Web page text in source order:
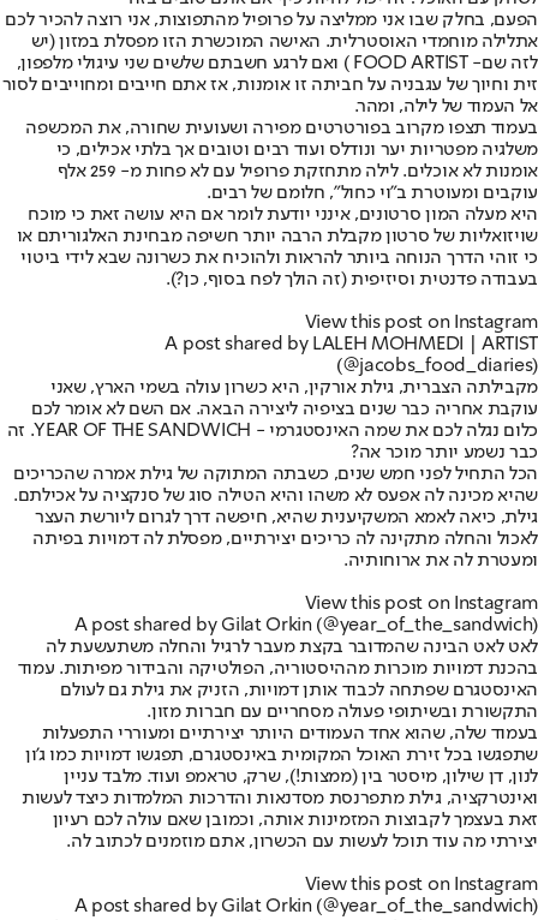
הפעם, בחלק שבו אני ממליצה על פרופיל מהתפוצות, אני רוצה להכיר לכם
אתלילה מוחמדי האוסטרלית. האישה המוכשרת הזו מפסלת במזון (יש
לזה שם- FOOD ARTIST ) ואם לרגע חשבתם שלשים שני עיגולי מלפפון,
זית וחיוך של עגבניה על חביתה זו אומנות, אז אתם חייבים ומחוייבים לסור
אל העמוד של לילה, ומהר.
בעמוד תצפו מקרוב בפורטרטים מפירה ושעועית שחורה, את המכשפה
משלגיה מפטריות יער ונודלס ועוד רבים וטובים אך בלתי אכילים, כי
אומנות לא אוכלים. לילה מתחזקת פרופיל עם לא פחות מ- 259 אלף
עוקבים ומעוטרת ב"וי כחול", חלומם של רבים.
היא מעלה המון סרטונים, אינני יודעת לומר אם היא עושה זאת כי מוכח
שויזואליות של סרטון מקבלת הרבה יותר חשיפה מבחינת האלגוריתם או
כי זוהי הדרך הנוחה ביותר להראות ולהוכיח את כשרונה שבא לידי ביטוי
בעבודה פדנטית וסיזיפית (זה הולך לפח בסוף, כן?).
View this post on Instagram
A post shared by LALEH MOHMEDI | ARTIST
(@jacobs_food_diaries)
מקבילתה הצברית, גילת אורקין, היא כשרון עולה בשמי הארץ, שאני
עוקבת אחריה כבר שנים בציפיה ליצירה הבאה. אם השם לא אומר לכם
כלום נגלה לכם את שמה האינסטגרמי - YEAR OF THE SANDWICH. זה
כבר נשמע יותר מוכר אה?
הכל התחיל לפני חמש שנים, כשבתה המתוקה של גילת אמרה שהכריכים
שהיא מכינה לה אפעס לא משהו והיא הטילה סוג של סנקציה על אכילתם.
גילת, כיאה לאמא המשקיענית שהיא, חיפשה דרך לגרום ליורשת העצר
לאכול והחלה מתקינה לה כריכים יצירתיים, מפסלת לה דמויות בפיתה
ומעטרת לה את ארוחותיה.
View this post on Instagram
A post shared by Gilat Orkin (@year_of_the_sandwich)
לאט לאט הבינה שהמדובר בקצת מעבר לרגיל והחלה משתעשעת לה
בהכנת דמויות מוכרות מההיסטוריה, הפולטיקה והבידור מפיתות. עמוד
האינסטגרם שפתחה לכבוד אותן דמויות, הזניק את גילת גם לעולם
התקשורת ובשיתופי פעולה מסחריים עם חברות מזון.
בעמוד שלה, שהוא אחד העמודים היותר יצירתיים ומעוררי התפעלות
שתפגשו בכל זירת האוכל המקומית באינסטגרם, תפגשו דמויות כמו ג'ון
לנון, דן שילון, מיסטר בין (ממצות!), שרק, טראמפ ועוד. מלבד עניין
ואינטרקציה, גילת מתפרנסת מסדנאות והדרכות המלמדות כיצד לעשות
זאת בעצמך לקבוצות המזמינות אותה, וכמובן שאם עולה לכם רעיון
יצירתי מה עוד תוכל לעשות עם הכשרון, אתם מוזמנים לכתוב לה.
View this post on Instagram
A post shared by Gilat Orkin (@year_of_the_sandwich)